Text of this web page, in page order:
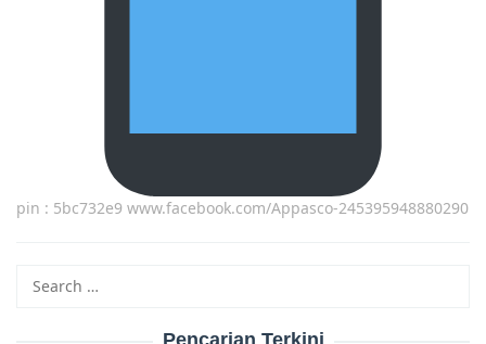
pin : 5bc732e9 www.facebook.com/Appasco-245395948880290